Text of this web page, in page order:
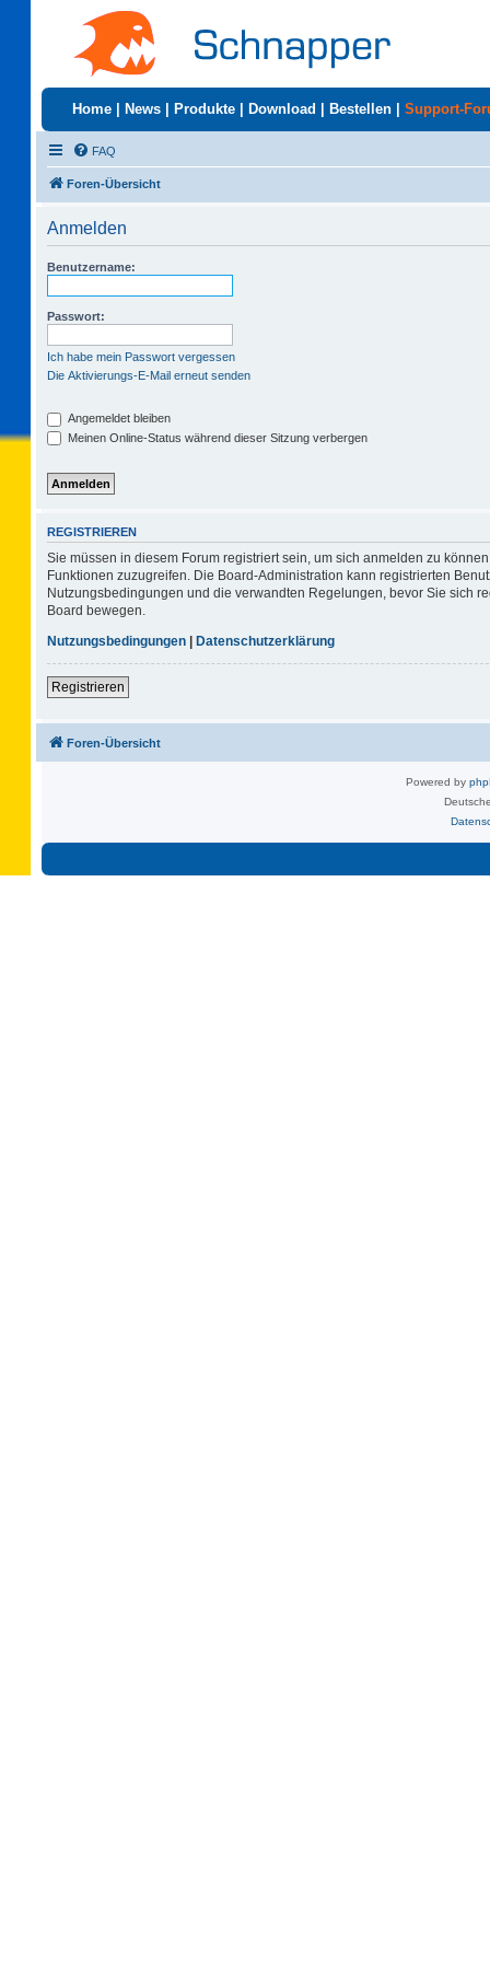
Home News Produkte Download Bestellen Support-
FAQ
Foren-Übersicht
Anmelden
Benutzername:
Passwort:
Ich habe mein Passwort vergessen
Die Aktivierungs-E-Mail erneut senden
Angemeldet bleiben
Meinen Online-Status während dieser Sitzung verbergen
REGISTRIEREN
Sie müssen in diesem Forum registriert sein, um sich anmelden zu
Funktionen zuzugreifen. Die Board-Administration kann registrierten
Nutzungsbedingungen und die verwandten Regelungen, bevor Sie sich
Board bewegen.
Nutzungsbedingungen | Datenschutzerklärung
Registrieren
Foren-Übersicht
Powered by